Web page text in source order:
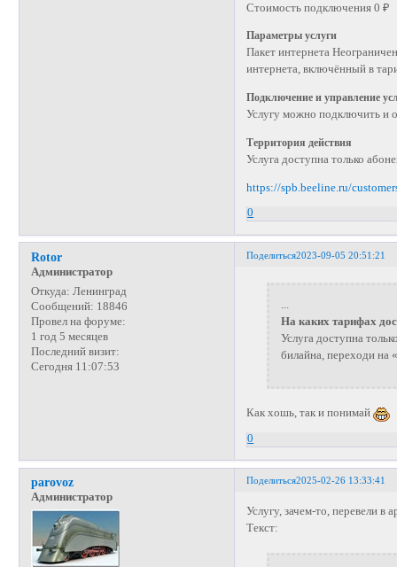
Стоимость подключения 0 ₽
Параметры услуги
Пакет интернета
интернета, включённый в
Подключение и управление
Услугу можно подключить и
Территория действия
Услуга доступна только
https://spb.beeline.ru/
0
Поделиться2023-09-05 20:51:21
Rotor
Администратор
Откуда: Ленинград
Сообщений: 18846
Провел на форуме:
1 год 5 месяцев
Последний визит:
Сегодня 11:07:53
На каких тарифах
Услуга доступна
билайна, переходи на
Как хошь, так и понимай
0
Поделиться2025-02-26 13:33:41
parovoz
Администратор
Услугу, зачем-то, перевели
Текст: